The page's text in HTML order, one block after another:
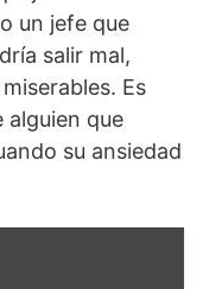
un jefe que
salir mal,
Es
alguien que
su ansiedad